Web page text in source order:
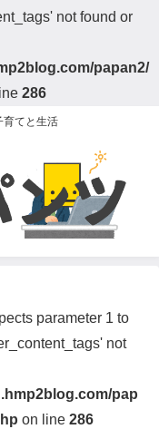
not found or
papan2/
286
育てと生活
parameter 1 to
not
pap
on line 286